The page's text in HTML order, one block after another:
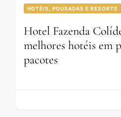
HOTÉIS, POUSADAS E RESORTS
Hotel Fazenda
melhores hotéis em
pacotes